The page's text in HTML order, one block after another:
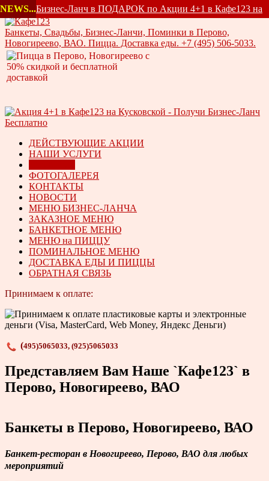
Банкеты, Свадьбы, Бизнес-Ланчи, Поминки в Перово,
Новогиреево, ВАО. Пицца. Доставка еды. +7 (495) 506-5033.
NEWS...Бизнес-Ланч в ПОДАРОК по Акции 4+1 в Кафе123 на
Ку ...
ДЕЙСТВУЮЩИЕ АКЦИИ
НАШИ УСЛУГИ
ФОТОГАЛЕРЕЯ
КОНТАКТЫ
НОВОСТИ
МЕНЮ БИЗНЕС-ЛАНЧА
ЗАКАЗНОЕ МЕНЮ
БАНКЕТНОЕ МЕНЮ
МЕНЮ на ПИЦЦУ
ПОМИНАЛЬНОЕ МЕНЮ
ДОСТАВКА ЕДЫ И ПИЦЦЫ
ОБРАТНАЯ СВЯЗЬ
Принимаем к оплате:
(495)5065033, (925)5065033
Представляем Вам Наше `Кафе123` в
Перово, Новогиреево, ВАО
Банкеты в Перово, Новогиреево, ВАО
Банкет-ресторан в Новогиреево, Перово, ВАО для любых
мероприятий